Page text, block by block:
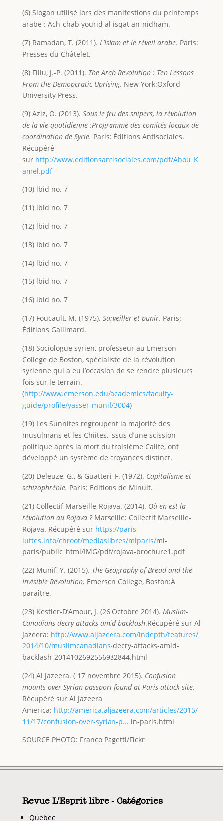
(6) Slogan utilisé lors des manifestions du printemps
arabe : Ach-chab yourid al-isqat an-nidham.
(7) Ramadan, T. (2011). L’Islam et le réveil arabe. Paris:
Presses du Châtelet.
(8) Filiu, J.-P. (2011). The Arab Revolution : Ten Lessons
From the Demopcratic Uprising. New York:Oxford
University Press.
(9) Aziz, O. (2013). Sous le feu des snipers, la révolution
de la vie quotidienne :Programme des comités locaux de
coordination de Syrie. Paris: Éditions Antisociales.
Récupéré
sur http://www.editionsantisociales.com/pdf/Abou_K
amel.pdf
(10) lbid no. 7
(11) lbid no. 7
(12) lbid no. 7
(13) Ibid no. 7
(14) lbid no. 7
(15) lbid no. 7
(16) lbid no. 7
(17) Foucault, M. (1975). Surveiller et punir. Paris:
Éditions Gallimard.
(18) Sociologue syrien, professeur au Emerson
College de Boston, spécialiste de la révolution
syrienne qui a eu l’occasion de se rendre plusieurs
fois sur le terrain.
(http://www.emerson.edu/academics/faculty-
guide/profile/yasser-munif/3004)
(19) Les Sunnites regroupent la majorité des
musulmans et les Chiites, issus d’une scission
politique après la mort du troisième Calife, ont
développé un système de croyances distinct.
(20) Deleuze, G., & Guatteri, F. (1972). Capitalisme et
schizophrénie. Paris: Editions de Minuit.
(21) Collectif Marseille-Rojava. (2014). Où en est la
révolution au Rojava ? Marseille: Collectif Marseille-
Rojava. Récupéré sur https://paris-
luttes.info/chroot/mediaslibres/mlparis/ml-
paris/public_html/IMG/pdf/rojava-brochure1.pdf
(22) Munif, Y. (2015). The Geography of Bread and the
Invisible Revolution. Emerson College, Boston:À
paraître.
(23) Kestler-D’Amour, J. (26 Octobre 2014). Muslim-
Canadians decry attacks amid backlash.Récupéré sur Al
Jazeera: http://www.aljazeera.com/indepth/features/
2014/10/muslimcanadians-decry-attacks-amid-
backlash-2014102692556982844.html
(24) Al Jazeera. ( 17 novembre 2015). Confusion
mounts over Syrian passport found at Paris attack site.
Récupéré sur Al Jazeera
America: http://america.aljazeera.com/articles/2015/
11/17/confusion-over-syrian-p... in-paris.html
SOURCE PHOTO: Franco Pagetti/Fickr
Revue L'Esprit libre - Catégories
Quebec